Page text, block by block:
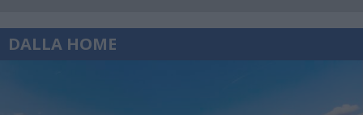
DALLA HOME